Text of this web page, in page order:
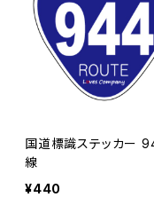
国道標識ステッカー
線
¥440